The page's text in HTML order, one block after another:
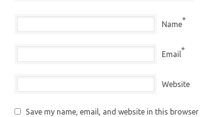
Name*
Email*
Website
Save my name, email, and website in this browser